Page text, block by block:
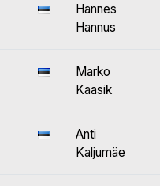
Hannes
Hannus
Marko
Kaasik
Anti
Kaljumäe